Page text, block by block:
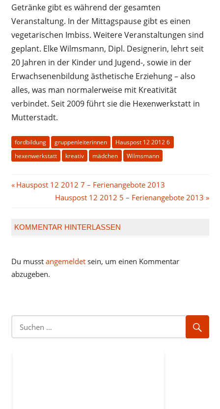
Getränke gibt es während der gesamten
Veranstaltung. In der Mittagspause gibt es einen
vegetarischen Imbiss. Weitere Veranstaltungen sind
geplant. Elke Wilmsmann, Dipl. Designerin, lehrt seit
20 Jahren in der Kinder und Jugend-, sowie in der
Erwachsenenbildung ästhetische Erziehung – also
alles, was man normalerweise mit Kreativität
verbindet. Seit 2009 führt sie die Hexenwerkstatt in
Mutterstadt.
fordbildung gruppenleiterinnen
Hauspost 12 2012 6
hexenwerkstatt
kreativ mädchen Wilmsmann
Beitragsnavigation
Vorheriger
Hauspost 12 2012 7 – Ferienangebote 2013
Nächster
Hauspost 12 2012 5 – Ferienangebote 2013
KOMMENTAR HINTERLASSEN
Du musst angemeldetsein, um einen Kommentar
abzugeben.